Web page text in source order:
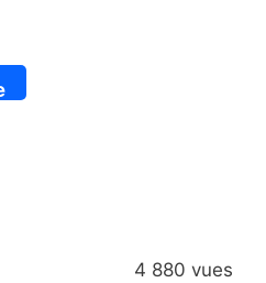
4 880 vues